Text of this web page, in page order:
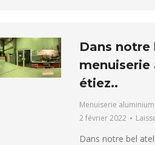
Dans
menuiserie
étiez..
Menuiserie aluminium
2 février 2022
Dans notre bel